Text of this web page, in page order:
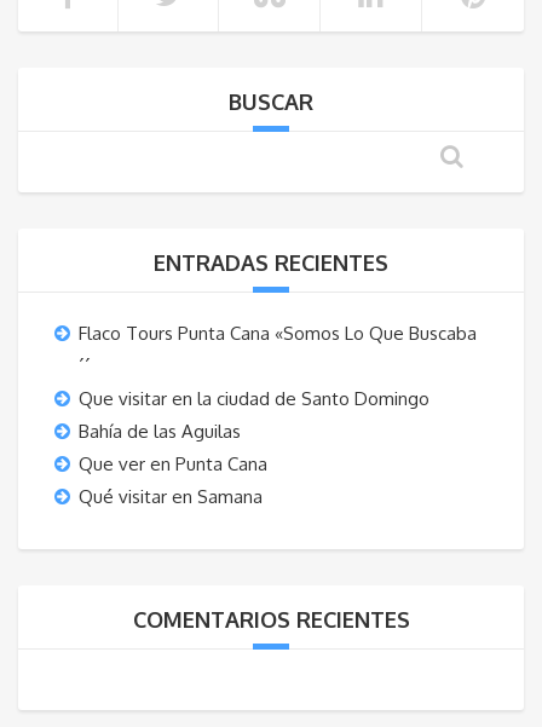
BUSCAR
ENTRADAS RECIENTES
Flaco Tours Punta Cana «Somos Lo Que Buscaba
´´
Que visitar en la ciudad de Santo Domingo
Bahía de las Aguilas
Que ver en Punta Cana
Qué visitar en Samana
COMENTARIOS RECIENTES